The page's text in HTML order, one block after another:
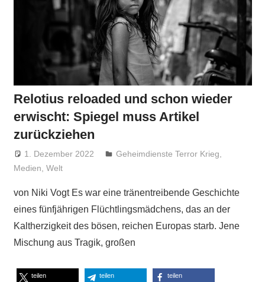
Relotius reloaded und schon wieder
erwischt: Spiegel muss Artikel
zurückziehen
1. Dezember 2022 Niki Vogt
Geheimdienste Terror Krieg,
Medien, Welt
von Niki Vogt Es war eine tränentreibende Geschichte
eines fünfjährigen Flüchtlingsmädchens, das an der
Kaltherzigkeit des bösen, reichen Europas starb. Jene
Mischung aus Tragik, großen
teilen teilen teilen